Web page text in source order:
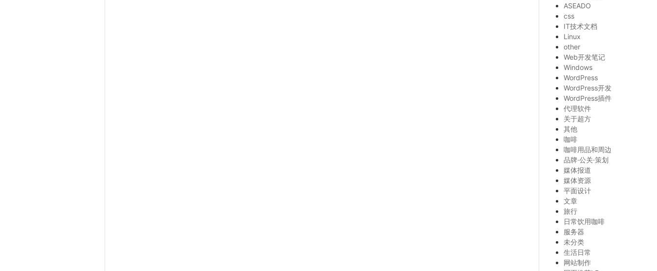
ASEADO
css
IT技术文档
Linux
other
Web开发笔记
Windows
WordPress
WordPress开发
WordPress插件
代理软件
关于超方
其他
咖啡
咖啡用品和周边
品牌·公关·策划
媒体报道
媒体资源
平面设计
文章
旅行
日常饮用咖啡
服务器
未分类
生活日常
网站制作